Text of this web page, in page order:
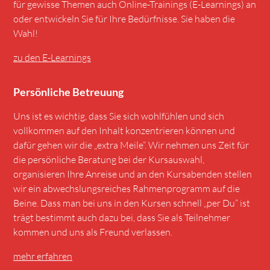
für gewisse Themen auch Online-Trainings (E-Learnings) an
oder entwickeln Sie für Ihre Bedürfnisse. Sie haben die
Wahl!
zu den E-Learnings
Persönliche Betreuung
Uns ist es wichtig, dass Sie sich wohlfühlen und sich
vollkommen auf den Inhalt konzentrieren können und
dafür gehen wir die „extra Meile“. Wir nehmen uns Zeit für
die persönliche Beratung bei der Kursauswahl,
organisieren Ihre Anreise und an den Kursabenden stellen
wir ein abwechslungsreiches Rahmenprogramm auf die
Beine. Dass man bei uns in den Kursen schnell „per Du“ ist
trägt bestimmt auch dazu bei, dass Sie als Teilnehmer
kommen und uns als Freund verlassen.
mehr erfahren